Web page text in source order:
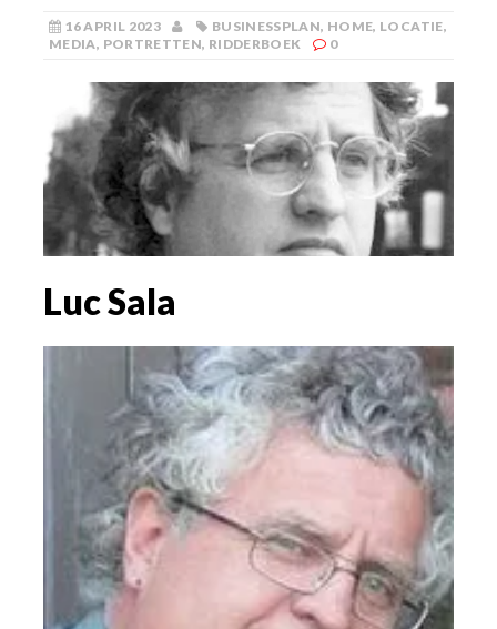
16 APRIL 2023 BUSINESSPLAN, HOME, LOCATIE,
MEDIA, PORTRETTEN, RIDDERBOEK 0
Luc Sala